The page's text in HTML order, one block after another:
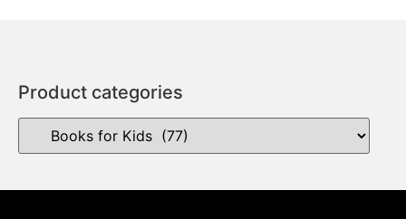
Product categories